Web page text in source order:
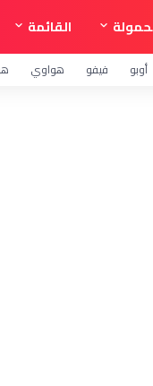
القائمة
أوبو فيفو هواوي